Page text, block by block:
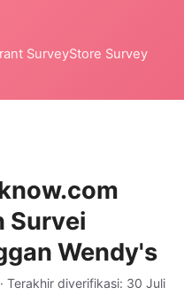
SurveyStore Survey
Survei
Wendy's
Terakhir diverifikasi: 30 Juli